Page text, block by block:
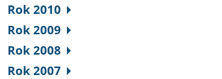
Rok 2010
Rok 2009
Rok 2008
Rok 2007